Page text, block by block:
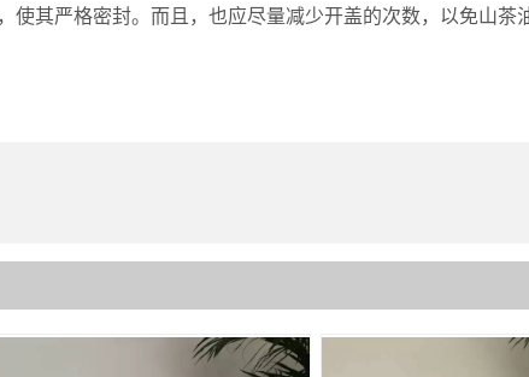
使其严格密封。而且，也应尽量减少开盖的次数，以免山茶